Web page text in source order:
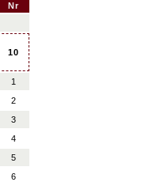
Nr
10
1
2
3
4
5
6